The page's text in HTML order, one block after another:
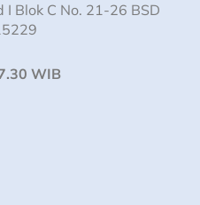
Blok C No. 21-26 BSD
WIB